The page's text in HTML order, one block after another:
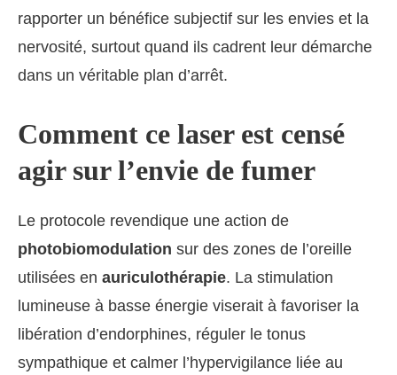
rapporter un bénéfice subjectif sur les envies et la
nervosité, surtout quand ils cadrent leur démarche
dans un véritable plan d’arrêt.
Comment ce laser est censé
agir sur l’envie de fumer
Le protocole revendique une action de
photobiomodulation sur des zones de l’oreille
utilisées en auriculothérapie. La stimulation
lumineuse à basse énergie viserait à favoriser la
libération d’endorphines, réguler le tonus
sympathique et calmer l’hypervigilance liée au